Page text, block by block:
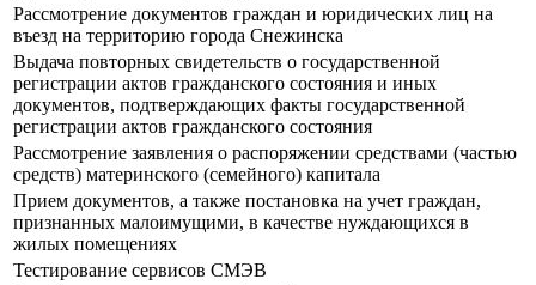
Рассмотрение документов граждан и юридических лиц на
въезд на территорию города Снежинска
Выдача повторных свидетельств о государственной
регистрации актов гражданского состояния и иных
документов, подтверждающих факты государственной
регистрации актов гражданского состояния
Рассмотрение заявления о распоряжении средствами (частью
средств) материнского (семейного) капитала
Прием документов, а также постановка на учет граждан,
признанных малоимущими, в качестве нуждающихся в
жилых помещениях
Тестирование сервисов СМЭВ